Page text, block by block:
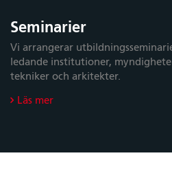
Seminarier
Vi arrangerar
ledande institutioner,
tekniker och arkitekter.
Läs mer